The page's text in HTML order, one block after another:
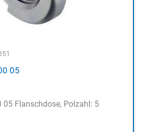
05
05 Flanschdose, Polzahl: 5